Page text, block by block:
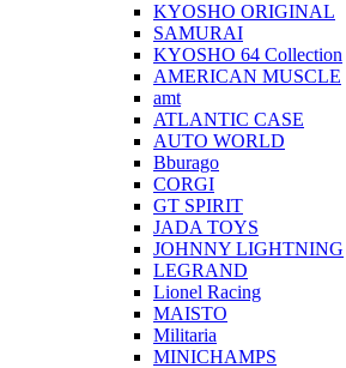
KYOSHO ORIGINAL
SAMURAI
KYOSHO 64 Collection
AMERICAN MUSCLE
amt
ATLANTIC CASE
AUTO WORLD
Bburago
CORGI
GT SPIRIT
JADA TOYS
JOHNNY LIGHTNING
LEGRAND
Lionel Racing
MAISTO
Militaria
MINICHAMPS